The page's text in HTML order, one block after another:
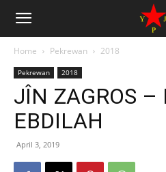
Home Pekrewan 2018
Pekrewan 2018
JÎN ZAGROS –
EBDILAH
April 3, 2019